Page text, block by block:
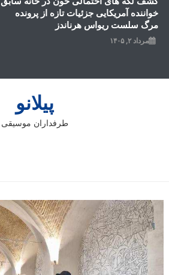
خواننده آمریکایی جزئیات تازه از پرونده
مرگ سلست ریواس هرناندز
مرداد ۲, ۱۴۰۵
پیلانو
طرفداران موسیقی